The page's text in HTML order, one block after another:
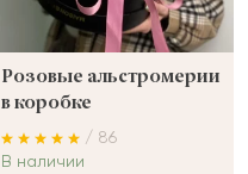
Розовые альстромерии
в коробке
/ 86
В наличии